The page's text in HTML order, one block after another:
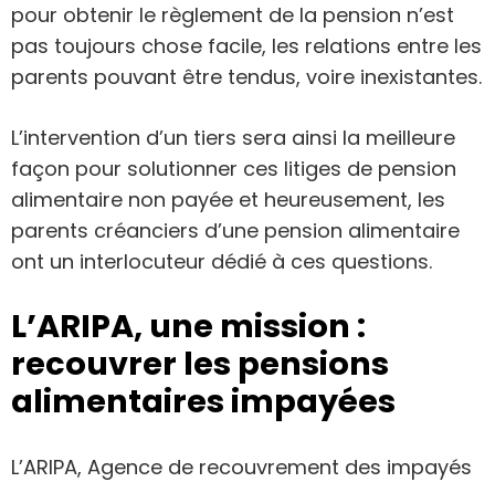
pour obtenir le règlement de la pension n’est
pas toujours chose facile, les relations entre les
parents pouvant être tendus, voire inexistantes.
L’intervention d’un tiers sera ainsi la meilleure
façon pour solutionner ces litiges de pension
alimentaire non payée et heureusement, les
parents créanciers d’une pension alimentaire
ont un interlocuteur dédié à ces questions.
L’ARIPA, une mission :
recouvrer les pensions
alimentaires impayées
L’ARIPA, Agence de recouvrement des impayés